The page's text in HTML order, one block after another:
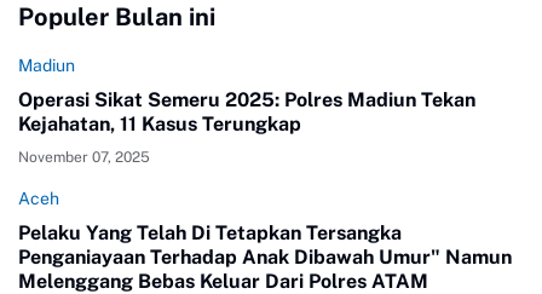
Populer Bulan ini
Madiun
Operasi Sikat Semeru 2025: Polres Madiun Tekan
Kejahatan, 11 Kasus Terungkap
November 07, 2025
Aceh
Pelaku Yang Telah Di Tetapkan Tersangka
Penganiayaan Terhadap Anak Dibawah Umur" Namun
Melenggang Bebas Keluar Dari Polres ATAM